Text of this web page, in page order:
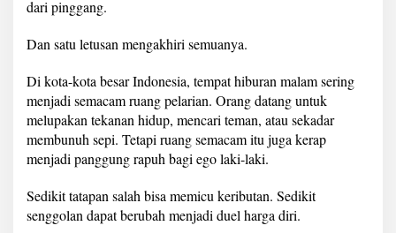
dari pinggang.
Dan satu letusan mengakhiri semuanya.
Di kota-kota besar Indonesia, tempat hiburan malam sering
menjadi semacam ruang pelarian. Orang datang untuk
melupakan tekanan hidup, mencari teman, atau sekadar
membunuh sepi. Tetapi ruang semacam itu juga kerap
menjadi panggung rapuh bagi ego laki-laki.
Sedikit tatapan salah bisa memicu keributan. Sedikit
senggolan dapat berubah menjadi duel harga diri.